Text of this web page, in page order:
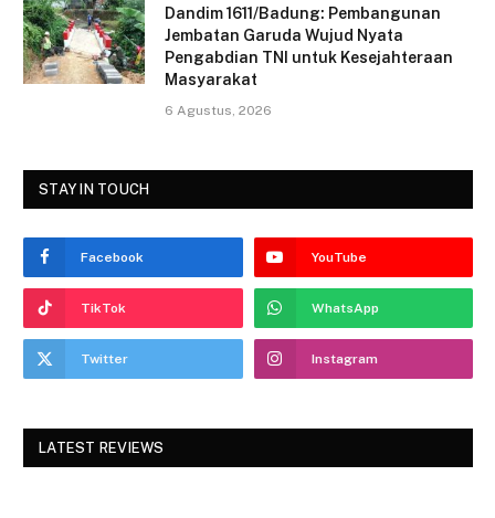
Dandim 1611/Badung: Pembangunan
Jembatan Garuda Wujud Nyata
Pengabdian TNI untuk Kesejahteraan
Masyarakat
6 Agustus, 2026
STAY IN TOUCH
Facebook YouTube
TikTok WhatsApp
Twitter Instagram
LATEST REVIEWS